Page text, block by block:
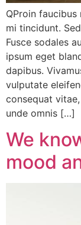
QProin faucibus
mi tincidunt.
Fusce sodales
ipsum eget
dapibus.
vulputate
consequat
unde omnis […]
We
mood